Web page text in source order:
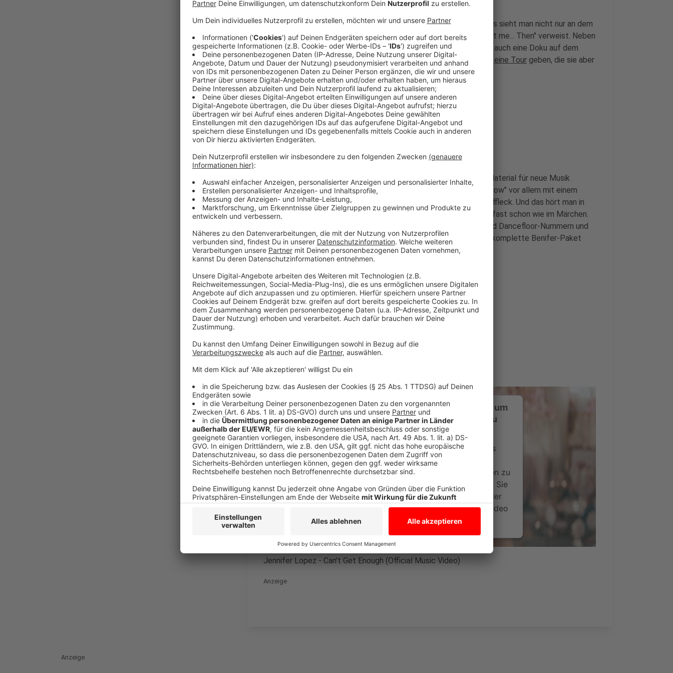
"This ist me... Now" ist ein wichtiges Album für Jennifer Lopez. Das sieht man nicht nur an dem
Titel, der auf das vor 20 Jahren erschienene Erfolgsalbum "This ist me... Then" verweist. Neben
der neuen Musik gibt es zeitgleich zum Release der neuen Platte auch eine Doku auf dem
Streamingdienst Amazon-Prime und obendrauf wird es auch noch eine Tour geben, die sie aber
erstmal nur durch die USA führt.
Anzeige
Über das Album "This is me...Now"
Anzeige
10 Jahre ist ihr letztes Album jetzt alt. Viel Zeit also, in der JLo Material für neue Musik
sammeln konnte. Dabei kommen die 13 Songs auf "This ist me... Now" vor allem mit einem
Thema um die Ecke: Liebe. Und die heißt im Moment bei ihr Ben Affleck. Und das hört man in
ihren Liedern. Alles angehaucht mit viel märchenhafter Romantik, fast schon wie im Märchen.
Die Songs selbst kommen dabei gewohnt poppig mit viel Bass und Dancefloor-Nummern und
auch ein bisschen balladig darf es werden ("Broken like me"). Das komplette Benifer-Paket
also.
Anzeige
Die aktuelle Single "Can't Get Enough"
Anzeige
Wir benötigen Ihre Zustimmung, um
den YouTube Video-Service zu
laden!
Wir verwenden einen Service eines
Drittanbieters, um Videoinhalte
einzubetten. Dieser Service kann Daten zu
Ihren Aktivitäten sammeln. Bitte lesen Sie
die Details durch und stimmen Sie der
Nutzung des Service zu, um dieses Video
anzusehen.
Akzeptieren
Jennifer Lopez - Can't Get Enough (Official Music Video)
Anzeige
Anzeige